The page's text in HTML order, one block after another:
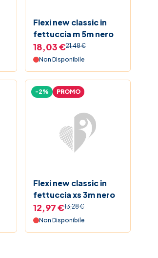
Flexi new classic in
fettuccia m 5m nero
18,03 €21,48 €
Non Disponibile
Flexi new classic in
fettuccia xs 3m nero
-2% PROMO
12,97 €13,28 €
Non Disponibile